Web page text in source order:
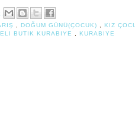
DOĞUM GÜNÜ(ÇOCUK)
KIZ
BUTIK KURABIYE KURABIYE